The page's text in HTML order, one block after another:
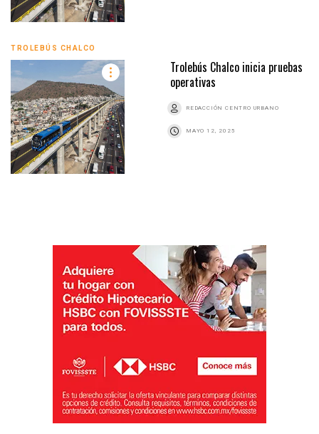
TROLEBÚS CHALCO
Trolebús Chalco inicia pruebas
operativas
REDACCIÓN CENTRO URBANO
MAYO 12, 2025